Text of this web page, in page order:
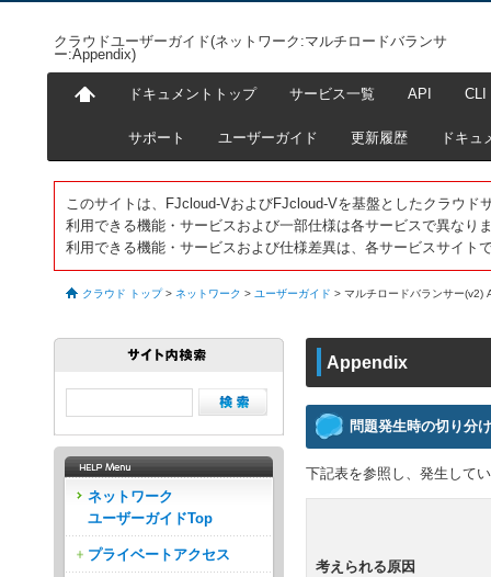
クラウドユーザーガイド(ネットワーク:マルチロードバランサ
ー:Appendix)
ドキュメントトップ サービス一覧 API CLI
サポート ユーザーガイド 更新履歴 ドキュ
このサイトは、FJcloud-VおよびFJcloud-Vを基盤としたクラウド
利用できる機能・サービスおよび一部仕様は各サービスで異なり
利用できる機能・サービスおよび仕様差異は、各サービスサイト
クラウド トップ > ネットワーク > ユーザーガイド > マルチロードバランサー(v2)
Appendix
問題発生時の切り分け
下記表を参照し、発生して
考えられる原因
ネットワーク
ユーザーガイドTop
プライベートアクセス